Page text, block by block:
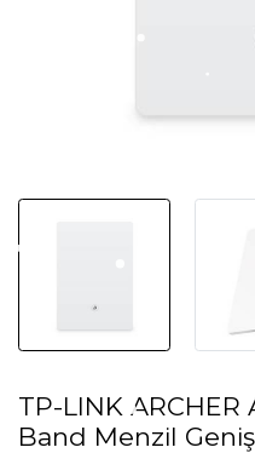
TP-LINK ARCHER
Band Menzil